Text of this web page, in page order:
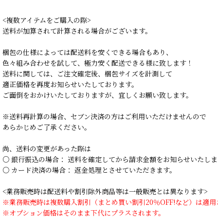
<複数アイテムをご購入の際>
送料が加算されて計算される場合がございます。
梱包の仕様によっては配送料を安くできる場合もあり、
色々組み合わせを試して、極力安く配送できる様に致します！
送料に関しては、ご注文確定後、梱包サイズを計測して
適正価格を再度お知らせいたしております。
ご面倒をおかけいたしておりますが、宜しくお願い致します。
※送料再計算の場合、セブン決済の方はご利用いただけませんので
あらかじめご了承ください。
尚、送料の変更があった際は
○ 銀行振込の場合： 送料を確定してから請求金額をお知らせいたしま
○ カード決済の場合： 返金処理とさせていただきます。
<業務販売時は配送料や割引除外商品等は一般販売とは異なります>
※業務販売時は複数購入割引（まとめ買い割引20％OFF!など）は適用
※オプション価格はそのまま下代にプラスされます。